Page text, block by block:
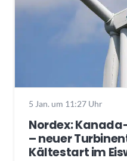
5 Jan. um 11:27 Uhr
Nordex:
– neuer
Kältestart im